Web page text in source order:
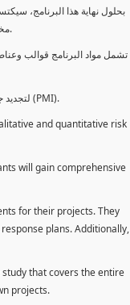
بحلول نهاية هذا البرنامج،
مخاطر شامل، وتطوير خطط استجابة للمخاطر قوية. بالإضافة إلى ذلك، سيكتسبون المهارات لتقديم تقييمات المخاطر عبر لوحة معلومات فعالة.
تشمل مواد البرنامج قوالب
يمكن للطلاب استخدام ساعات هذا البرنامج كوحدات تطوير المهنة (PDUs) لتجديد جميع الشهادات المهنية الأخرى مثل شهادات إدارة المشاريع العالمية (PMI).
and quantitative risk
will gain comprehensive
for their projects. They
plans. Additionally,
that covers the entire
projects.